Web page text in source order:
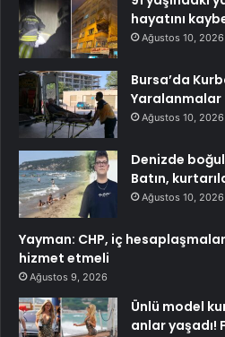
hayatını
Ağustos 10, 2026
Bursa’da
Yaralanmalar
Ağustos 10, 2026
Denizde
Batın,
Ağustos 10, 2026
Yayman: CHP, iç
hizmet etmeli
Ağustos 9, 2026
Ünlü model
anlar yaşadı!